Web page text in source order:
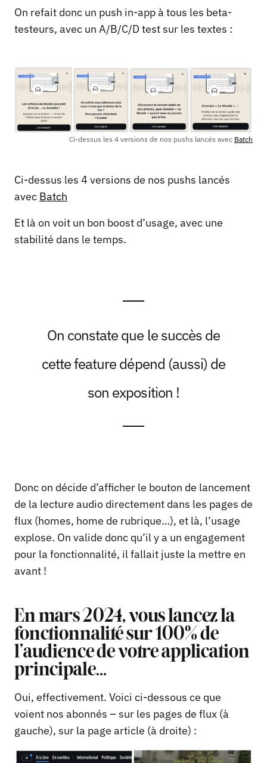
On refait donc un push in-app à tous les beta-
testeurs, avec un A/B/C/D test sur les textes :
Ci-dessus les 4 versions de nos pushs lancés avec Batch
Ci-dessus les 4 versions de nos pushs lancés
avec Batch
Et là on voit un bon boost d’usage, avec une
stabilité dans le temps.
On constate que le succès de
cette feature dépend (aussi) de
son exposition !
Donc on décide d’afficher le bouton de lancement
de la lecture audio directement dans les pages de
flux (homes, home de rubrique…), et là, l’usage
explose. On valide donc qu’il y a un engagement
pour la fonctionnalité, il fallait juste la mettre en
avant !
En mars 2024, vous lancez la
fonctionnalité sur 100% de
l’audience de votre application
principale…
Oui, effectivement. Voici ci-dessous ce que
voient nos abonnés – sur les pages de flux (à
gauche), sur la page article (à droite) :